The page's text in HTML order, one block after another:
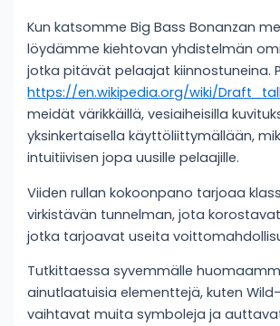
Kun katsomme Big Bass Bonanzan
löydämme kiehtovan yhdistelmän
jotka pitävät pelaajat kiinnostuneina.
https://en.wikipedia.org/wiki/
meidät värikkäillä, vesiaiheisilla
yksinkertaisella käyttöliittymällään,
intuitiivisen jopa uusille pelaajille.
Viiden rullan kokoonpano tarjoaa
virkistävän tunnelman, jota
jotka tarjoavat useita
Tutkittaessa syvemmälle
ainutlaatuisia elementtejä, kuten
vaihtavat muita symboleja ja